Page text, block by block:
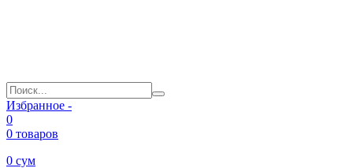
Избранное -
0
0 товаров
0 сум